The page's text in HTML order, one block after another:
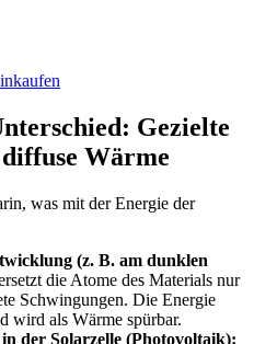
Gezielte
Wärme
was mit der Energie der
(z. B. am dunklen
die Atome des Materials nur
Schwingungen. Die Energie
wird als Wärme spürbar.
der Solarzelle (Photovoltaik):